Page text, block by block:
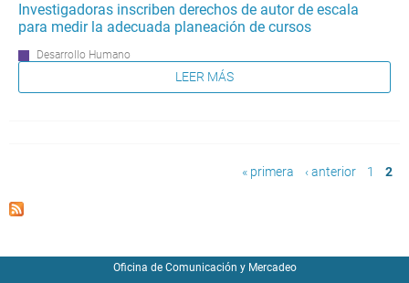
Investigadoras inscriben derechos de autor de escala
para medir la adecuada planeación de cursos
Desarrollo Humano
LEER MÁS
« primera ‹ anterior 1 2
Oficina de Comunicación y Mercadeo